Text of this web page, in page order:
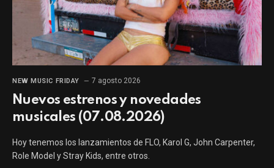
NEW MUSIC FRIDAY 7 agosto 2026
Nuevos estrenos y novedades
musicales (07.08.2026)
Hoy tenemos los lanzamientos de FLO, Karol G, John Carpenter,
Role Model y Stray Kids, entre otros.